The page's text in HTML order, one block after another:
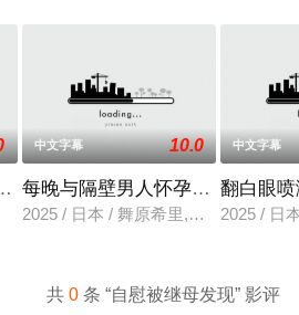
洞口
中文字幕 10.0
每晚与隔壁男人怀孕性爱
2025 / 日本 / 舞原希里,佐川金二
中文字幕
翻白眼
2025 / 日
共0 条 “自慰被继母发现” 影评